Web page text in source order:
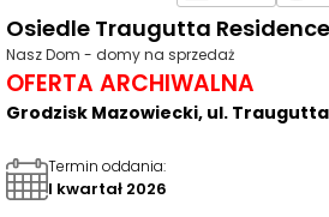
Osiedle Traugutta Residence
Nasz Dom - domy na sprzedaż
OFERTA ARCHIWALNA
Grodzisk Mazowiecki, ul. Traugutta
Termin oddania:
I kwartał 2026